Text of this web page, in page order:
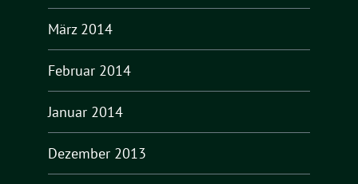
März 2014
Februar 2014
Januar 2014
Dezember 2013